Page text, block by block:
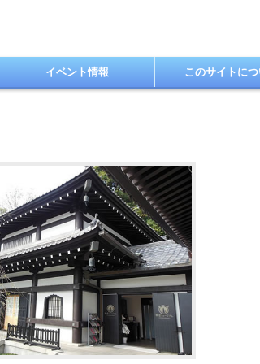
イベント情報 このサイトに